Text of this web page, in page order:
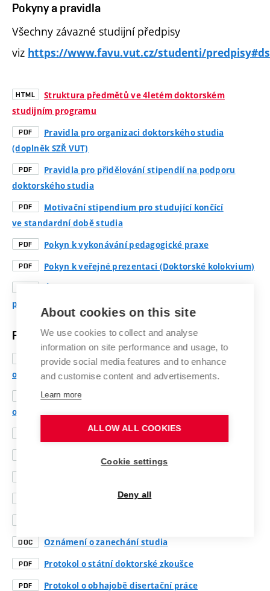
Pokyny a pravidla
Všechny závazné studijní předpisy
viz https://www.favu.vut.cz/studenti/predpisy#ds
HTML
Struktura předmětů ve 4letém doktorském
studijním programu
PDF
Pravidla pro organizaci doktorského studia
(doplněk SZŘ VUT)
PDF
Pravidla pro přidělování stipendií na podporu
doktorského studia
PDF
Motivační stipendium pro studující končící
ve standardní době studia
PDF Pokyn k vykonávání pedagogické praxe
PDF Pokyn k veřejné prezentaci (Doktorské kolokvium)
práce
Formuláře
Obecná žádost doktoranda (tiskněte
oboustranně)
Obecná žádost doktoranda (tiskněte
oboustranně)
Přihláška ke státní doktorské zkoušce
Přihláška k obhajobě disertační práce
DOC Oznámení o zanechání studia
PDF Protokol o státní doktorské zkoušce
PDF Protokol o obhajobě disertační práce
About cookies on this site
We use cookies to collect and analyse
information on site performance and usage, to
provide social media features and to enhance
and customise content and advertisements.
Learn more
ALLOW ALL COOKIES
Cookie settings
Deny all